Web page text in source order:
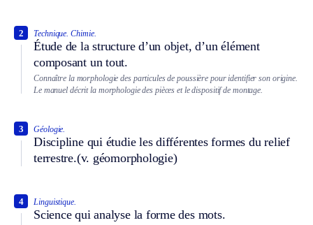
Technique. Chimie.
Étude de la structure d’un objet, d’un élément
composant un tout.
2
Connaître la morphologie des particules de poussière pour identifier son origine.
Le manuel décrit la morphologie des pièces et le dispositif de montage.
Géologie.
Discipline qui étudie les différentes formes du relief
terrestre.(v. géomorphologie)
3
Linguistique.
Science qui analyse la forme des mots.
4